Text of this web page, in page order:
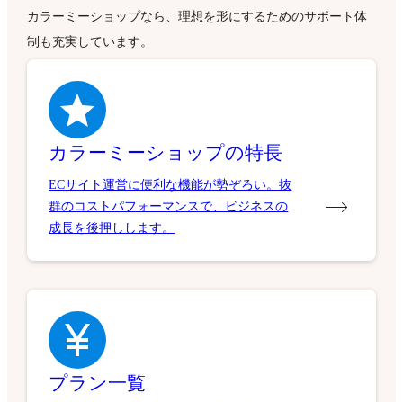
カラーミーショップなら、理想を形にするためのサポート体
制も充実しています。
カラーミーショップの特長
ECサイト運営に便利な機能が勢ぞろい。抜
群のコストパフォーマンスで、ビジネスの
成長を後押しします。
プラン一覧